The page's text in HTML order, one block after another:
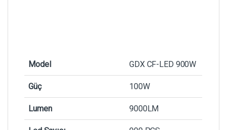
Model GDX CF-LED 900W
Güç 100W
Lumen 9000LM